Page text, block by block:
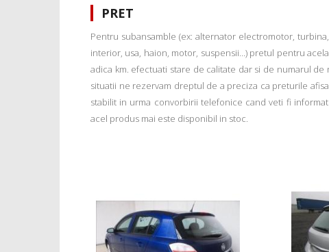
PRET
Pentru subansamble (ex: alternator electromotor,
interior, usa, haion, motor, suspensii...) pretul pentru
adica km. efectuati stare de calitate dar si de numarul
situatii ne rezervam dreptul de a preciza ca preturile
stabilit in urma convorbirii telefonice cand veti fi
acel produs mai este disponibil in stoc.